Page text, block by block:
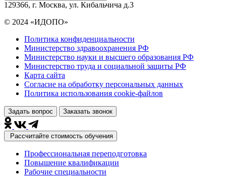
129366, г. Москва, ул. Кибальчича д.3
© 2024 «ИДОПО»
Политика конфиденциальности
Министерство здравоохранения РФ
Министерство науки и высшего образования РФ
Министерство труда и социальной защиты РФ
Карта сайта
Согласие на обработку персональных данных
Политика использования сookie-файлов
Задать вопрос Заказать звонок
Рассчитайте стоимость обучения
Профессиональная переподготовка
Повышение квалификации
Рабочие специальности